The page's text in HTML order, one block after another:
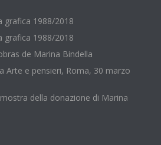
grafica 1988/2018
grafica 1988/2018
de Marina Bindella
Arte e pensieri, Roma, 30 marzo
della donazione di Marina